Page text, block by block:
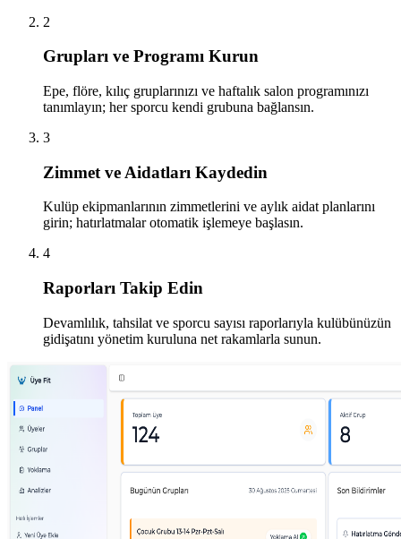
2
Grupları ve Programı Kurun
Epe, flöre, kılıç gruplarınızı ve haftalık salon programınızı
tanımlayın; her sporcu kendi grubuna bağlansın.
3
Zimmet ve Aidatları Kaydedin
Kulüp ekipmanlarının zimmetlerini ve aylık aidat planlarını
girin; hatırlatmalar otomatik işlemeye başlasın.
4
Raporları Takip Edin
Devamlılık, tahsilat ve sporcu sayısı raporlarıyla kulübünüzün
gidişatını yönetim kuruluna net rakamlarla sunun.